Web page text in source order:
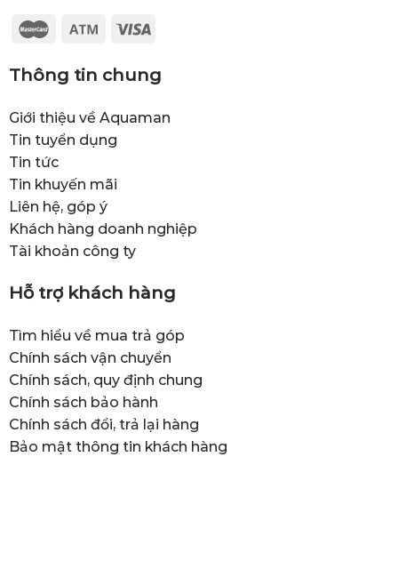
Thông tin chung
Giới thiệu về Aquaman
Tin tuyển dụng
Tin tức
Tin khuyến mãi
Liên hệ, góp ý
Khách hàng doanh nghiệp
Tài khoản công ty
Hỗ trợ khách hàng
Tìm hiểu về mua trả góp
Chính sách vận chuyển
Chính sách, quy định chung
Chính sách bảo hành
Chính sách đổi, trả lại hàng
Bảo mật thông tin khách hàng